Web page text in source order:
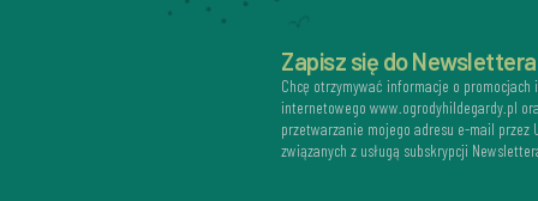
Zapisz się do Newslettera
Chcę otrzymywać informacje o promocjach
internetowego www.ogrodyhildegardy.pl
przetwarzanie mojego adresu e-mail przez
związanych z usługą subskrypcji